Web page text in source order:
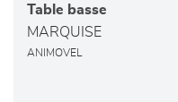
Table basse
MARQUISE
ANIMOVEL